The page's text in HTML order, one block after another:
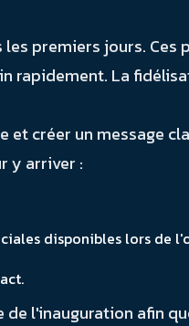
les premiers jours.
rapidement. La
et créer un message
y arriver :
disponibles lors de
l'inauguration afin